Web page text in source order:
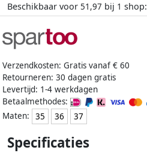
Beschikbaar voor 51,97 bij 1 shop:
Verzendkosten: Gratis vanaf € 60
Retourneren: 30 dagen gratis
Levertijd: 1-4 werkdagen
Betaalmethodes:
Maten:
35 36 37
Specificaties